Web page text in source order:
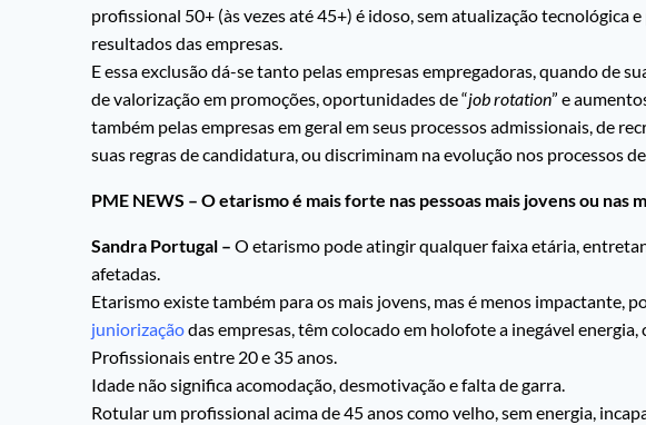
profissional 50+ (às vezes até 45+) é idoso, sem atualização tecnológica
resultados das empresas.
E essa exclusão dá-se tanto pelas empresas empregadoras, quando de
de valorização em promoções, oportunidades de “job rotation” e
também pelas empresas em geral em seus processos admissionais, de
suas regras de candidatura, ou discriminam na evolução nos processos
PME NEWS – O etarismo é mais forte nas pessoas mais jovens ou nas
Sandra Portugal – O etarismo pode atingir qualquer faixa etária,
afetadas.
Etarismo existe também para os mais jovens, mas é menos impactante,
juniorizaçãodas empresas, têm colocado em holofote a inegável
Profissionais entre 20 e 35 anos.
Idade não significa acomodação, desmotivação e falta de garra.
Rotular um profissional acima de 45 anos como velho, sem energia,